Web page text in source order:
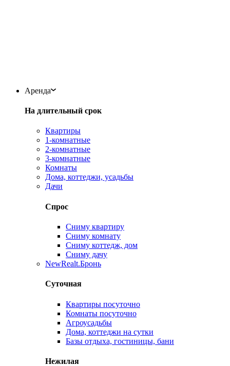
Аренда
На длительный срок
Квартиры
1-комнатные
2-комнатные
3-комнатные
Комнаты
Дома, коттеджи, усадьбы
Дачи
Спрос
Сниму квартиру
Сниму комнату
Сниму коттедж, дом
Сниму дачу
NewRealt.Бронь
Суточная
Квартиры посуточно
Комнаты посуточно
Агроусадьбы
Дома, коттеджи на сутки
Базы отдыха, гостиницы, бани
Нежилая